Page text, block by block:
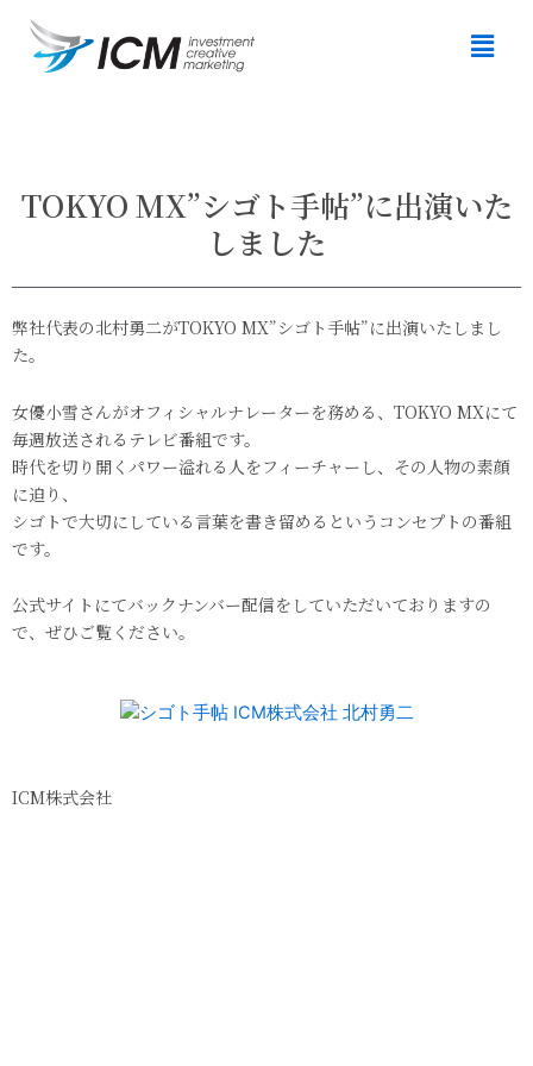
TOKYO MX”シゴト手帖”に出演いた
しました
弊社代表の北村勇二がTOKYO MX”シゴト手帖”に出演いたしまし
た。
女優小雪さんがオフィシャルナレーターを務める、TOKYO MXにて
毎週放送されるテレビ番組です。
時代を切り開くパワー溢れる人をフィーチャーし、その人物の素顔
に迫り、
シゴトで大切にしている言葉を書き留めるというコンセプトの番組
です。
公式サイトにてバックナンバー配信をしていただいておりますの
で、ぜひご覧ください。
ICM株式会社